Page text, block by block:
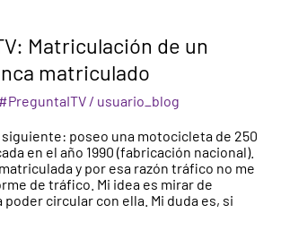
Matriculación de un
matriculado
#PreguntaITV / usuario_blog
siguiente: poseo una motocicleta de 250
en el año 1990 (fabricación nacional).
y por esa razón tráfico no me
de tráfico. Mi idea es mirar de
circular con ella. Mi duda es, si